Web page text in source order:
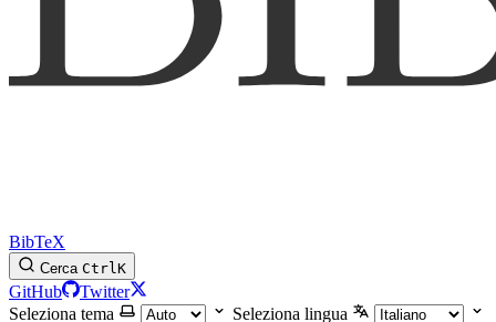
BibTeX
Cerca CtrlK
GitHub
Twitter
Seleziona tema
Seleziona lingua